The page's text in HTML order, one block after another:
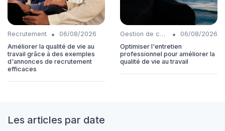
Recrutement •
06/08/2026
Améliorer la qualité de vie au
travail grâce à des exemples
d'annonces de recrutement
efficaces
Gestion de carrière •
06/08/2026
Optimiser l'entretien
professionnel pour améliorer la
qualité de vie au travail
Les articles par date